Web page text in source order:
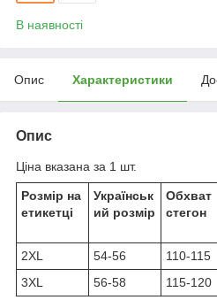
В наявності
Опис Характеристики
Опис
Ціна вказана за 1 шт.
Розмір на
етикетці
Українськ
ий розмір
Обхват
стегон
2XL
54-56 110-115
3XL
56-58 115-120